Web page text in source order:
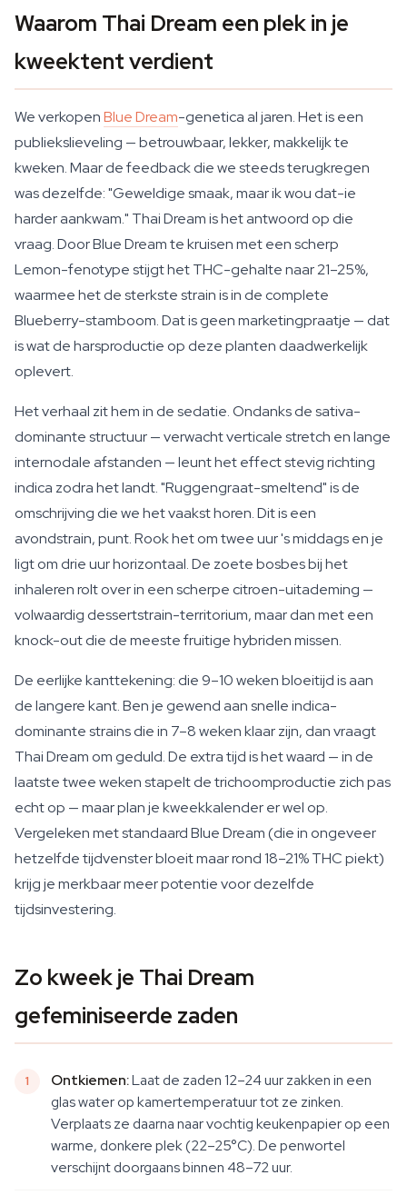
Waarom Thai Dream een plek in je
kweektent verdient
We verkopenBlue Dream-genetica al jaren. Het is een
publiekslieveling — betrouwbaar, lekker, makkelijk te
kweken. Maar de feedback die we steeds terugkregen
was dezelfde: "Geweldige smaak, maar ik wou dat-ie
harder aankwam." Thai Dream is het antwoord op die
vraag. Door Blue Dream te kruisen met een scherp
Lemon-fenotype stijgt het THC-gehalte naar 21–25%,
waarmee het de sterkste strain is in de complete
Blueberry-stamboom. Dat is geen marketingpraatje — dat
is wat de harsproductie op deze planten daadwerkelijk
oplevert.
Het verhaal zit hem in de sedatie. Ondanks de sativa-
dominante structuur — verwacht verticale stretch en lange
internodale afstanden — leunt het effect stevig richting
indica zodra het landt. "Ruggengraat-smeltend" is de
omschrijving die we het vaakst horen. Dit is een
avondstrain, punt. Rook het om twee uur 's middags en je
ligt om drie uur horizontaal. De zoete bosbes bij het
inhaleren rolt over in een scherpe citroen-uitademing —
volwaardig dessertstrain-territorium, maar dan met een
knock-out die de meeste fruitige hybriden missen.
De eerlijke kanttekening: die 9–10 weken bloeitijd is aan
de langere kant. Ben je gewend aan snelle indica-
dominante strains die in 7–8 weken klaar zijn, dan vraagt
Thai Dream om geduld. De extra tijd is het waard — in de
laatste twee weken stapelt de trichoomproductie zich pas
echt op — maar plan je kweekkalender er wel op.
Vergeleken met standaard Blue Dream (die in ongeveer
hetzelfde tijdvenster bloeit maar rond 18–21% THC piekt)
krijg je merkbaar meer potentie voor dezelfde
tijdsinvestering.
Zo kweek je Thai Dream
gefeminiseerde zaden
Ontkiemen:Laat de zaden 12–24 uur zakken in een
glas water op kamertemperatuur tot ze zinken.
Verplaats ze daarna naar vochtig keukenpapier op een
warme, donkere plek (22–25°C). De penwortel
verschijnt doorgaans binnen 48–72 uur.